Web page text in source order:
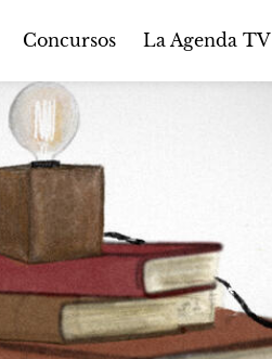
Concursos La Agenda TV